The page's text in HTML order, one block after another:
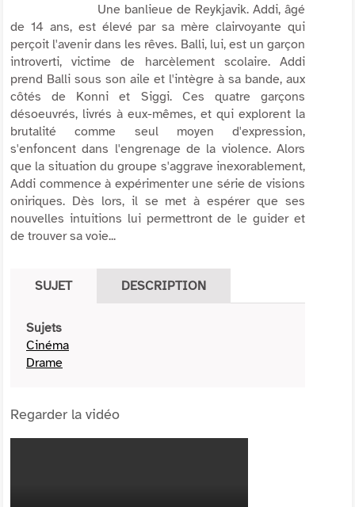
Une banlieue de Reykjavik. Addi, âgé
de 14 ans, est élevé par sa mère clairvoyante qui
perçoit l'avenir dans les rêves. Balli, lui, est un garçon
introverti, victime de harcèlement scolaire. Addi
prend Balli sous son aile et l'intègre à sa bande, aux
côtés de Konni et Siggi. Ces quatre garçons
désoeuvrés, livrés à eux-mêmes, et qui explorent la
brutalité comme seul moyen d'expression,
s'enfoncent dans l'engrenage de la violence. Alors
que la situation du groupe s'aggrave inexorablement,
Addi commence à expérimenter une série de visions
oniriques. Dès lors, il se met à espérer que ses
nouvelles intuitions lui permettront de le guider et
de trouver sa voie...
SUJET DESCRIPTION
Sujets
Cinéma
Drame
Regarder la vidéo